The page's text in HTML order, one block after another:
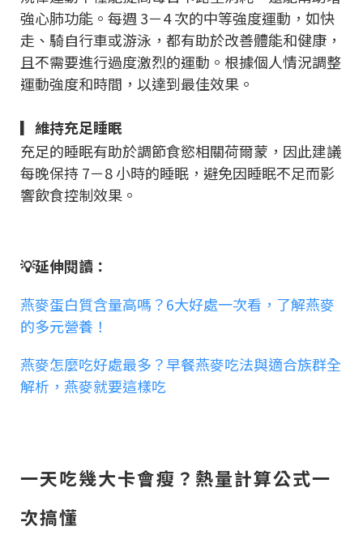
強心肺功能。每週 3－4 次的中等強度運動，如快
走、騎自行車或游泳，都有助於改善體能和健康，
且不需要進行過度激烈的運動。根據個人情況調整
運動強度和時間，以達到最佳效果。
▎維持充足睡眠
充足的睡眠有助於調節食慾相關荷爾蒙，因此建議
每晚保持 7－8 小時的睡眠，避免因睡眠不足而影
響飲食控制效果。
💡延伸閱讀：
燕麥蛋白質含量高嗎？6大好處一次看，了解燕麥
的多元營養！
燕麥怎麼吃好處最多？早餐燕麥吃法與適合族群全
解析，燕麥就要這樣吃
一天吃幾大卡會瘦？熱量計算公式一
次搞懂